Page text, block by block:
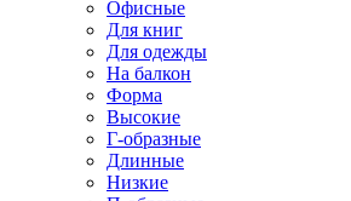
Офисные
Для книг
Для одежды
На балкон
Форма
Высокие
Г-образные
Длинные
Низкие